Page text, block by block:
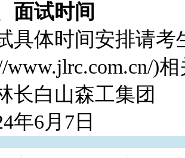
面试时间
体时间安排请考
www.jlrc.com.cn/)
白山森工集团
6月7日